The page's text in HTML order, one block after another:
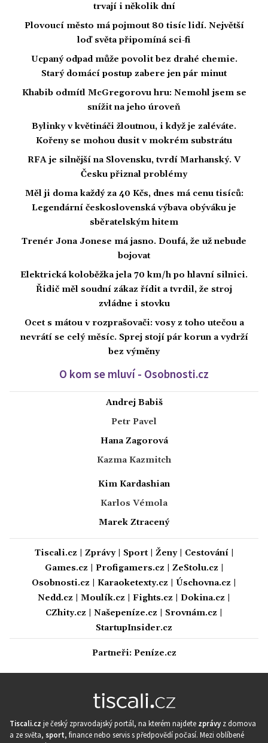
trvají i několik dní
Plovoucí město má pojmout 80 tisíc lidí. Největší
loď světa připomíná sci-fi
Ucpaný odpad může povolit bez drahé chemie.
Starý domácí postup zabere jen pár minut
Khabib odmítl McGregorovu hru: Nemohl jsem se
snížit na jeho úroveň
Bylinky v květináči žloutnou, i když je zaléváte.
Kořeny se mohou dusit v mokrém substrátu
RFA je silnější na Slovensku, tvrdí Marhanský. V
Česku přiznal problémy
Měl ji doma každý za 40 Kčs, dnes má cenu tisíců:
Legendární československá výbava obýváku je
sběratelským hitem
Trenér Jona Jonese má jasno. Doufá, že už nebude
bojovat
Elektrická koloběžka jela 70 km/h po hlavní silnici.
Řidič měl soudní zákaz řídit a tvrdil, že stroj
zvládne i stovku
Ocet s mátou v rozprašovači: vosy z toho utečou a
nevrátí se celý měsíc. Sprej stojí pár korun a vydrží
bez výměny
O kom se mluví - Osobnosti.cz
Andrej Babiš
Petr Pavel
Hana Zagorová
Kazma Kazmitch
Kim Kardashian
Karlos Vémola
Marek Ztracený
Tiscali.cz Zprávy| Sport| Ženy| Cestování|
Games.cz
Profigamers.cz ZeStolu.cz
Osobnosti.cz
Karaoketexty.cz Úschovna.cz
Nedd.cz
Moulík.cz Fights.cz Dokina.cz
CZhity.cz
Našepeníze.cz Srovnám.cz
StartupInsider.cz
Partneři: Peníze.cz
Tiscali.cz je český zpravodajský portál, na kterém najdete zprávy z domova
a ze světa, sport, finance nebo servis s předpovědí počasí. Mezi oblíbené